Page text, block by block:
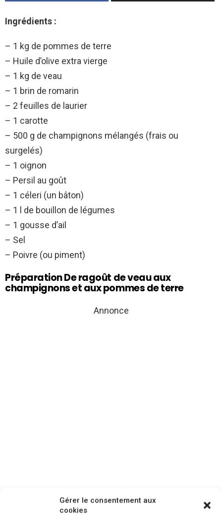
Gérer le consentement aux
cookies
Ingrédients :
– 1 kg de pommes de terre
– Huile d’olive extra vierge
– 1 kg de veau
– 1 brin de romarin
– 2 feuilles de laurier
– 1 carotte
– 500 g de champignons mélangés (frais ou
surgelés)
– 1 oignon
– Persil au goût
– 1 céleri (un bâton)
– 1 l de bouillon de légumes
– 1 gousse d’ail
– Sel
– Poivre (ou piment)
Préparation De ragoût de veau aux
champignons et aux pommes de terre
Annonce